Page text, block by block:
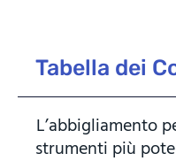
Tabella dei
L’abbigliamento
strumenti più